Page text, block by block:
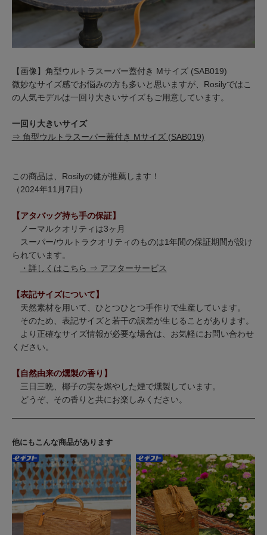
【画像】角型ウルトラスーパー蓋付き Mサイズ (SAB019)
微妙なサイズ感でお悩みの方も多いと思いますが、Rosilyではこ
の人気モデルは一回り大きいサイズもご用意しています。
一回り大きいサイズ
⇒ 角型ウルトラスーパー蓋付き Mサイズ (SAB019)
この商品は、Rosilyの健が推薦します！
（2024年11月7日）
【アタバッグ持ち手の保証】
ノーマルクオリティは3ヶ月
スーパー/ウルトラクオリティのものは1年間の保証期間が設け
られています。
・詳しくはこちら ⇒ アフターサービス
【表記サイズについて】
天然素材を用いて、ひとつひとつ手作りで生産しています。
そのため、表記サイズと若干の誤差が生じることがあります。
より正確なサイズ情報が必要な場合は、お気軽にお問い合わせ
ください。
【自然由来の燻製の香り】
三日三晩、椰子の実を燃やした煙で燻製しています。
どうぞ、その香りと共にお楽しみください。
他にもこんな商品があります